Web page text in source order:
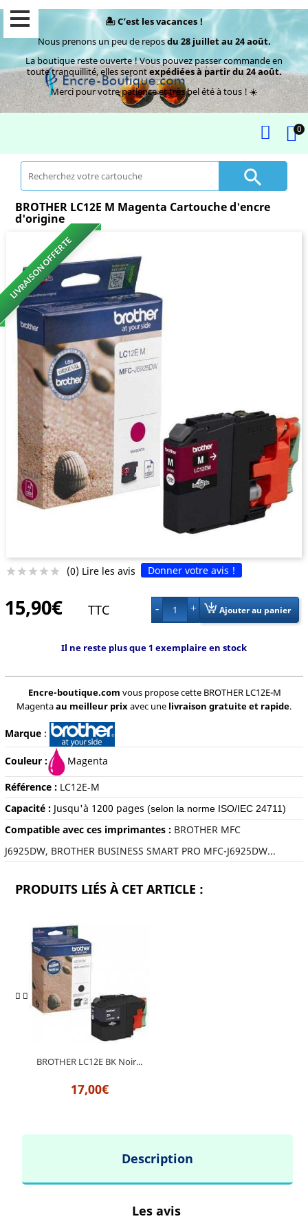
🏝️ C’est les vacances !
Nous prenons un peu de reposdu 28 juillet au 24 août.
La boutique reste ouverte ! Vous pouvez passer commande en
toute tranquillité, elles serontexpédiées à partir du 24 août.
Merci pour votre patience et très bel été à tous ! ☀️
0

BROTHER LC12E M Magenta Cartouche d'encre
d'origine
LIVRAISON OFFERTE
     (0) Lire les avis Donner votre avis !
15,90€ TTC 1 Ajouter au panier
Il ne reste plus que 1 exemplaire en stock
Encre-boutique.com vous propose cette BROTHER LC12E-M
Magentaau meilleur prixavec une livraison gratuite et rapide.
Marque:
Couleur : Magenta
Référence : LC12E-M
Capacité : Jusqu'à 1200 pages (selon la norme ISO/IEC 24711)
Compatible avec ces imprimantes : BROTHER MFC
J6925DW, BROTHER BUSINESS SMART PRO MFC-J6925DW...
PRODUITS LIÉS À CET ARTICLE :
BROTHER LC12E BK Noir...
17,00€
Description
Les avis